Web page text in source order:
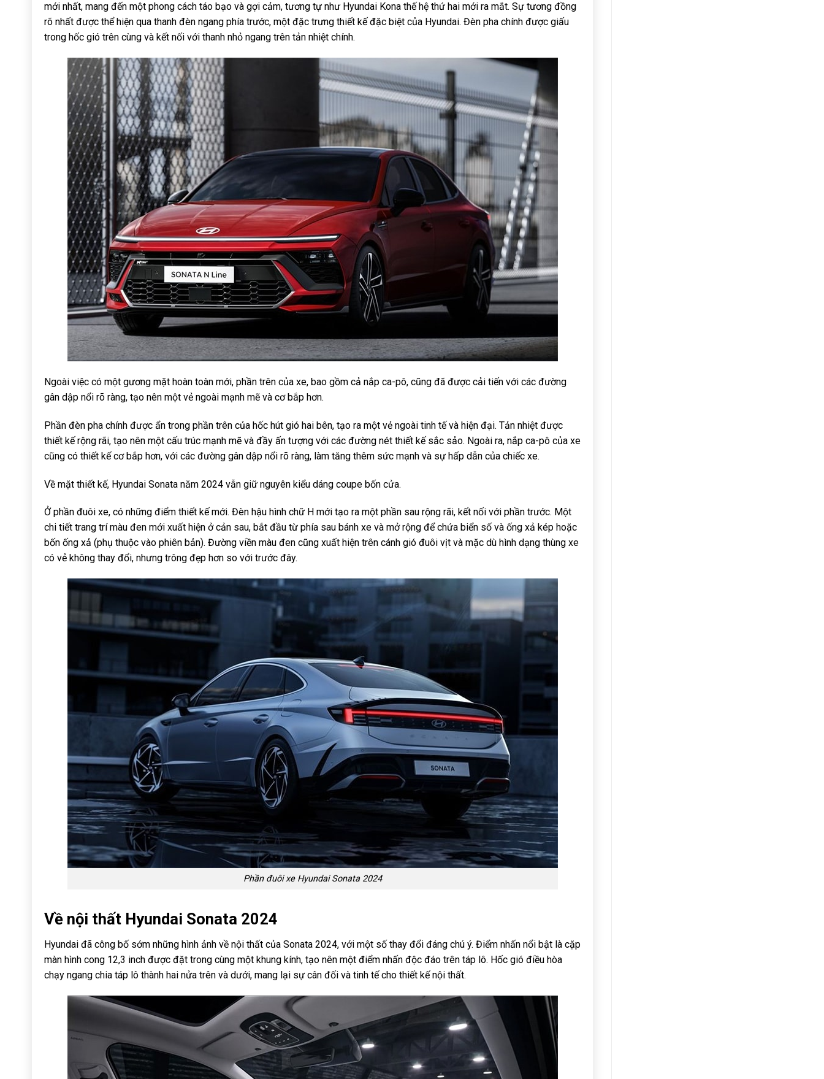
mới nhất, mang đến một phong cách táo bạo và gợi cảm, tương tự như Hyundai Kona thế hệ thứ hai mới ra mắt. Sự tương đồng
rõ nhất được thể hiện qua thanh đèn ngang phía trước, một đặc trưng thiết kế đặc biệt của Hyundai. Đèn pha chính được giấu
trong hốc gió trên cùng và kết nối với thanh nhỏ ngang trên tản nhiệt chính.
Ngoài việc có một gương mặt hoàn toàn mới, phần trên của xe, bao gồm cả nắp ca-pô, cũng đã được cải tiến với các đường
gân dập nổi rõ ràng, tạo nên một vẻ ngoài mạnh mẽ và cơ bắp hơn.
Phần đèn pha chính được ẩn trong phần trên của hốc hút gió hai bên, tạo ra một vẻ ngoài tinh tế và hiện đại. Tản nhiệt được
thiết kế rộng rãi, tạo nên một cấu trúc mạnh mẽ và đầy ấn tượng với các đường nét thiết kế sắc sảo. Ngoài ra, nắp ca-pô của xe
cũng có thiết kế cơ bắp hơn, với các đường gân dập nổi rõ ràng, làm tăng thêm sức mạnh và sự hấp dẫn của chiếc xe.
Về mặt thiết kế, Hyundai Sonata năm 2024 vẫn giữ nguyên kiểu dáng coupe bốn cửa.
Ở phần đuôi xe, có những điểm thiết kế mới. Đèn hậu hình chữ H mới tạo ra một phần sau rộng rãi, kết nối với phần trước. Một
chi tiết trang trí màu đen mới xuất hiện ở cản sau, bắt đầu từ phía sau bánh xe và mở rộng để chứa biển số và ống xả kép hoặc
bốn ống xả (phụ thuộc vào phiên bản). Đường viền màu đen cũng xuất hiện trên cánh gió đuôi vịt và mặc dù hình dạng thùng xe
có vẻ không thay đổi, nhưng trông đẹp hơn so với trước đây.
Phần đuôi xe Hyundai Sonata 2024
Về nội thất Hyundai Sonata 2024
Hyundai đã công bố sớm những hình ảnh về nội thất của Sonata 2024, với một số thay đổi đáng chú ý. Điểm nhấn nổi bật là cặp
màn hình cong 12,3 inch được đặt trong cùng một khung kính, tạo nên một điểm nhấn độc đáo trên táp lô. Hốc gió điều hòa
chạy ngang chia táp lô thành hai nửa trên và dưới, mang lại sự cân đối và tinh tế cho thiết kế nội thất.